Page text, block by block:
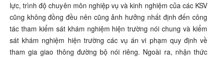
lực, trình độ chuyên môn nghiệp vụ và kinh nghiệm của các KSV
cũng không đồng đều nên cũng ảnh hưởng nhất định đến công
tác tham kiểm sát khám nghiệm hiện trường nói chung và kiểm
sát khám nghiệm hiện trường các vụ án vi phạm quy định về
tham gia giao thông đường bộ nói riêng. Ngoài ra, nhận thức